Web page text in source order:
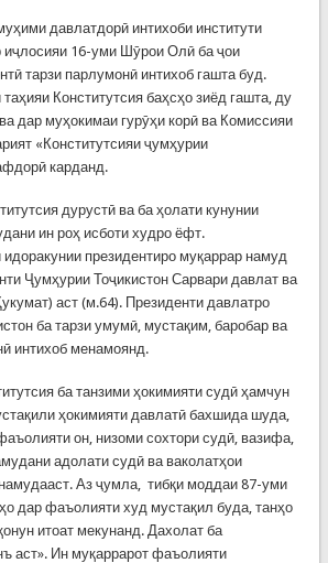
давлатдорӣ интихоби институти
иҷлосияи 16-уми Шӯрои Олӣ ба ҷои
тарзи парлумонӣ интихоб гашта буд.
Конститутсия баҳсҳо зиёд гашта, ду
дар муҳокимаи гурӯҳи корӣ ва Комиссияи
«Конститутсияи ҷумҳурии
карданд.
дурустӣ ва ба ҳолати кунунии
ин роҳ исботи худро ёфт.
идоракунии президентиро муқаррар намуд
Ҷумҳурии Тоҷикистон Сарвари давлат ва
аст (м.64). Президенти давлатро
ба тарзи умумӣ, мустақим, баробар ва
интихоб менамоянд.
ба танзими ҳокимияти судӣ ҳамчун
ҳокимияти давлатӣ бахшида шуда,
он, низоми сохтори судӣ, вазифа,
адолати судӣ ва ваколатҳои
Аз ҷумла, тибқи моддаи 87-уми
дар фаъолияти худ мустақил буда, танҳо
итоат мекунанд. Дахолат ба
аст». Ин муқаррарот фаъолияти